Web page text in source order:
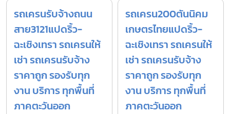
รถเครนรับจ้างถนน
สาย3121แปดริ้ว-
ฉะเชิงเทรา รถเครนให้
เช่า รถเครนรับจ้าง
ราคาถูก รองรับทุก
งาน บริการ ทุกพื้นที่
ภาคตะวันออก
รถเครน200ตันนิคม
เกษตรไทยแปดริ้ว-
ฉะเชิงเทรา รถเครนให้
เช่า รถเครนรับจ้าง
ราคาถูก รองรับทุก
งาน บริการ ทุกพื้นที่
ภาคตะวันออก